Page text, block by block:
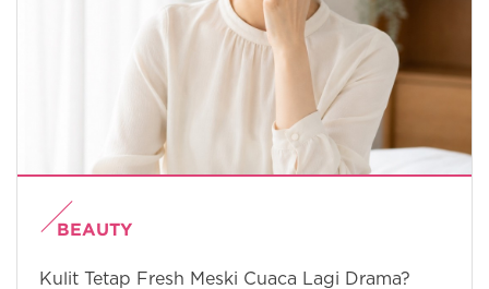
BEAUTY
Kulit Tetap Fresh Meski Cuaca Lagi Drama?